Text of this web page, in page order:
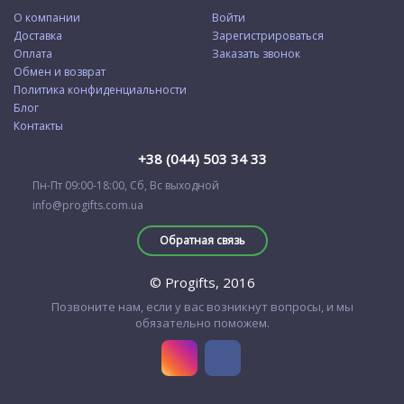
О компании
Доставка
Оплата
Обмен и возврат
Политика конфиденциальности
Блог
Контакты
Войти
Зарегистрироваться
Заказать звонок
+38 (044) 503 34 33
Пн-Пт 09:00-18:00, Сб, Вс выходной
info@progifts.com.ua
Обратная связь
© Progifts, 2016
Позвоните нам, если у вас возникнут вопросы, и мы
обязательно поможем.